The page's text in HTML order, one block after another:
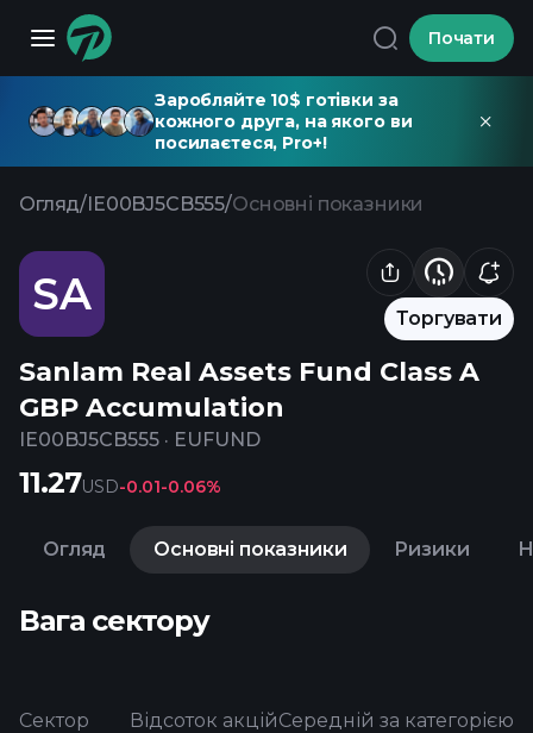
Почати
Заробляйте 10$ готівки за
кожного друга, на якого ви
посилаєтеся, Pro+!
Огляд/IE00BJ5CB555/Основні показники
SA Торгувати
Sanlam Real Assets Fund Class A
GBP Accumulation
IE00BJ5CB555 · EUFUND
11.27USD-0.01-0.06%
Огляд Основні показники Ризики
Вага сектору
Сектор Відсоток акційСередній за категорією